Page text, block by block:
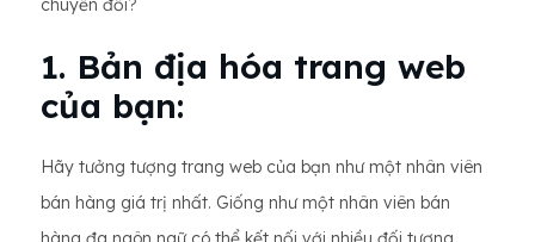
chuyển đổi?
1. Bản địa hóa trang web
của bạn:
Hãy tưởng tượng trang web của bạn như một nhân viên
bán hàng giá trị nhất. Giống như một nhân viên bán